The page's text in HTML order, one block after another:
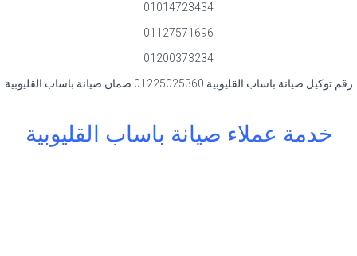
01014723434
01127571696
01200373234
رقم توكيل صيانة باساب القليوبية 01225025360 ضمان صيانة باساب القليوبية
خدمة عملاء صيانة باساب القليوبية